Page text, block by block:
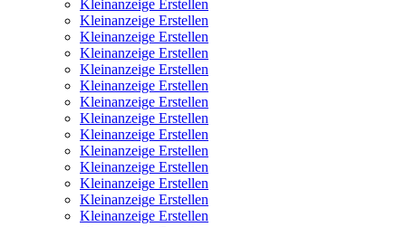
Kleinanzeige Erstellen
Kleinanzeige Erstellen
Kleinanzeige Erstellen
Kleinanzeige Erstellen
Kleinanzeige Erstellen
Kleinanzeige Erstellen
Kleinanzeige Erstellen
Kleinanzeige Erstellen
Kleinanzeige Erstellen
Kleinanzeige Erstellen
Kleinanzeige Erstellen
Kleinanzeige Erstellen
Kleinanzeige Erstellen
Kleinanzeige Erstellen